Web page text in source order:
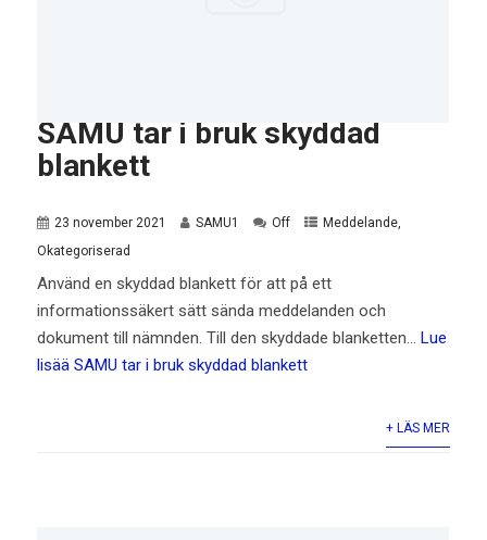
SAMU tar i bruk skyddad
blankett
23 november 2021 SAMU1 Off Meddelande,
Okategoriserad
Använd en skyddad blankett för att på ett
informationssäkert sätt sända meddelanden och
dokument till nämnden. Till den skyddade blanketten…Lue
lisää SAMU tar i bruk skyddad blankett
+ LÄS MER